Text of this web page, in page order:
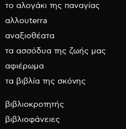
το αλογάκι της παναγίας
αλλουterra
αναξιοθέατα
τα ασσόδυα της ζωής μας
αφιέρωμα
τα βιβλία της σκόνης
βιβλιοκροτητής
βιβλιοφάνειες